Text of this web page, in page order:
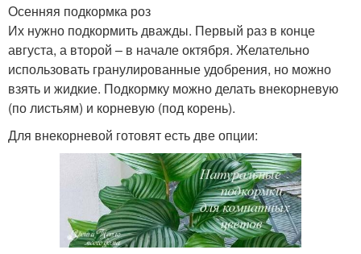
Осенняя подкормка роз
Их нужно подкормить дважды. Первый раз в конце
августа, а второй – в начале октября. Желательно
использовать гранулированные удобрения, но можно
взять и жидкие. Подкормку можно делать внекорневую
(по листьям) и корневую (под корень).
Для внекорневой готовят есть две опции: